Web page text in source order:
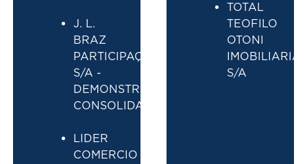
J. L.
BRAZ
PARTICIPAÇÕES
S/A -
DEMONSTRAÇÕES
CONSOLIDADAS
LIDER
COMERCIO
TOTAL
TEOFILO
OTONI
IMOBILIARIA
S/A